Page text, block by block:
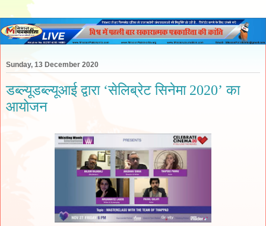
Sunday, 13 December 2020
डब्ल्यूडब्ल्यूआई द्वारा ‘सेलिब्रेट सिनेमा 2020’ का
आयोजन